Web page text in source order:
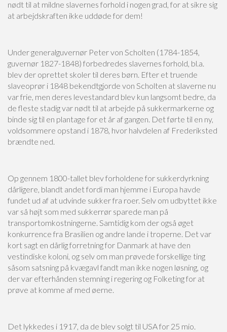
nødt til at mildne slavernes forhold i nogen grad, for at sikre sig
at arbejdskraften ikke uddøde for dem!
Under generalguvernør Peter von Scholten (1784-1854,
guvernør 1827-1848) forbedredes slavernes forhold, bl.a.
blev der oprettet skoler til deres børn. Efter et truende
slaveoprør i 1848 bekendtgjorde von Scholten at slaverne nu
var frie, men deres levestandard blev kun langsomt bedre, da
de fleste stadig var nødt til at arbejde på sukkermarkerne og
binde sig til en plantage for et år af gangen. Det førte til en ny,
voldsommere opstand i 1878, hvor halvdelen af Frederiksted
brændte ned.
Op gennem 1800-tallet blev forholdene for sukkerdyrkning
dårligere, blandt andet fordi man hjemme i Europa havde
fundet ud af at udvinde sukker fra roer. Selv om udbyttet ikke
var så højt som med sukkerrør sparede man på
transportomkostningerne. Samtidig kom der også øget
konkurrence fra Brasilien og andre lande i troperne. Det var
kort sagt en dårlig forretning for Danmark at have den
vestindiske koloni, og selv om man prøvede forskellige ting
såsom satsning på kvægavl fandt man ikke nogen løsning, og
der var efterhånden stemning i regering og Folketing for at
prøve at komme af med øerne.
Det lykkedes i 1917, da de blev solgt til USA for 25 mio.